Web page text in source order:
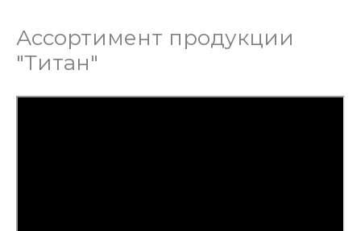
Ассортимент продукции
"Титан"